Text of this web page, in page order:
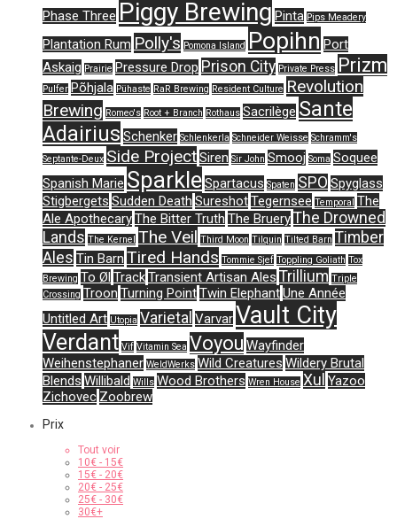
Phase Three Piggy Brewing Pinta Pips Meadery
Plantation Rum Polly's Pomona Island Popihn Port
Askaig Prairie Pressure Drop Prison City Private Press Prizm
Pulfer Põhjala Pühaste RaR Brewing Resident Culture Revolution
Brewing Romeo's Root + Branch Rothaus Sacrilège Sante
Adairius Schenker Schlenkerla Schneider Weisse Schramm's
Septante-Deux Side ProjectSiren Sir John Smooj Soma Soquee
Spanish Marie SparkleSpartacus Spaten SPO Spyglass
Stigbergets Sudden Death SureshotTegernsee Temporal The
Ale ApothecaryThe Bitter Truth The BrueryThe Drowned
Lands The Kernel The Veil Third Moon Tilquin Tilted Barn Timber
Ales Tin Barn Tired Hands Tommie Sjef Toppling Goliath Tox
Brewing To Øl TrackTransient Artisan Ales Trillium Triple
Crossing Troon Turning PointTwin ElephantUne Année
Untitled Art Utopia Varietal VarvarVault City
Verdant Vif Vitamin Sea Voyou Wayfinder
Weihenstephaner WeldWerks Wild Creatures Wildery Brutal
Blends Willibald Wills Wood Brothers Wren House Xul Yazoo
Zichovec Zoobrew
Prix
Tout voir
10€ - 15€
15€ - 20€
20€ - 25€
25€ - 30€
30€+